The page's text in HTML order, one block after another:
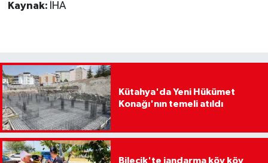
Kaynak: İHA
Kütahya'da Yeni Hükümet
Konağı'nın temeli atıldı
Bilecik'te jandarma köy köy